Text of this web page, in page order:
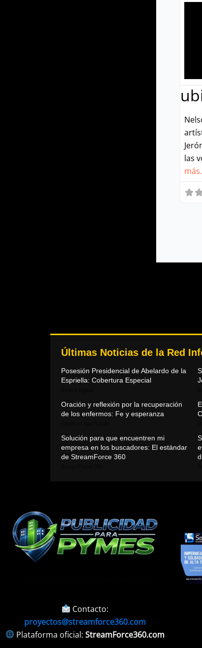
las
Últimas Noticias de la Red
Posesión Presidencial de Abelardo de la
Espriella: Cobertura Especial
Oración y reflexión por la recuperación
de los enfermos: Fe y esperanza
Solución para que encuentren mi
empresa en los buscadores: El estándar
de StreamForce 360
Contacto:
proyectos@streamforce360.com
Plataforma oficial:StreamForce360.com